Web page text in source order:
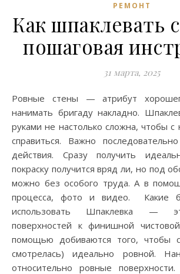
РЕМОНТ
Как шпаклевать
пошаговая
31 марта, 2025
Ровные стены — атрибут хорошего ремонта, но
нанимать бригаду накладно.
руками не настолько сложна, чтобы
справиться. Важно
действия. Сразу получить
покраску получится вряд ли, но под
можно без особого труда. А в
процесса, фото и видео. Какие
использовать Шпаклевка —
поверхностей к финишной
помощью добиваются того, чтобы
смотрелась) идеально ровной.
относительно ровные